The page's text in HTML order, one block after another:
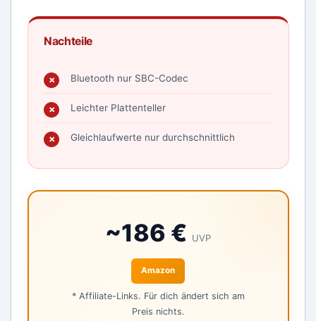
Nachteile
Bluetooth nur SBC-Codec
Leichter Plattenteller
Gleichlaufwerte nur durchschnittlich
~186 € UVP
Amazon
* Affiliate-Links. Für dich ändert sich am
Preis nichts.